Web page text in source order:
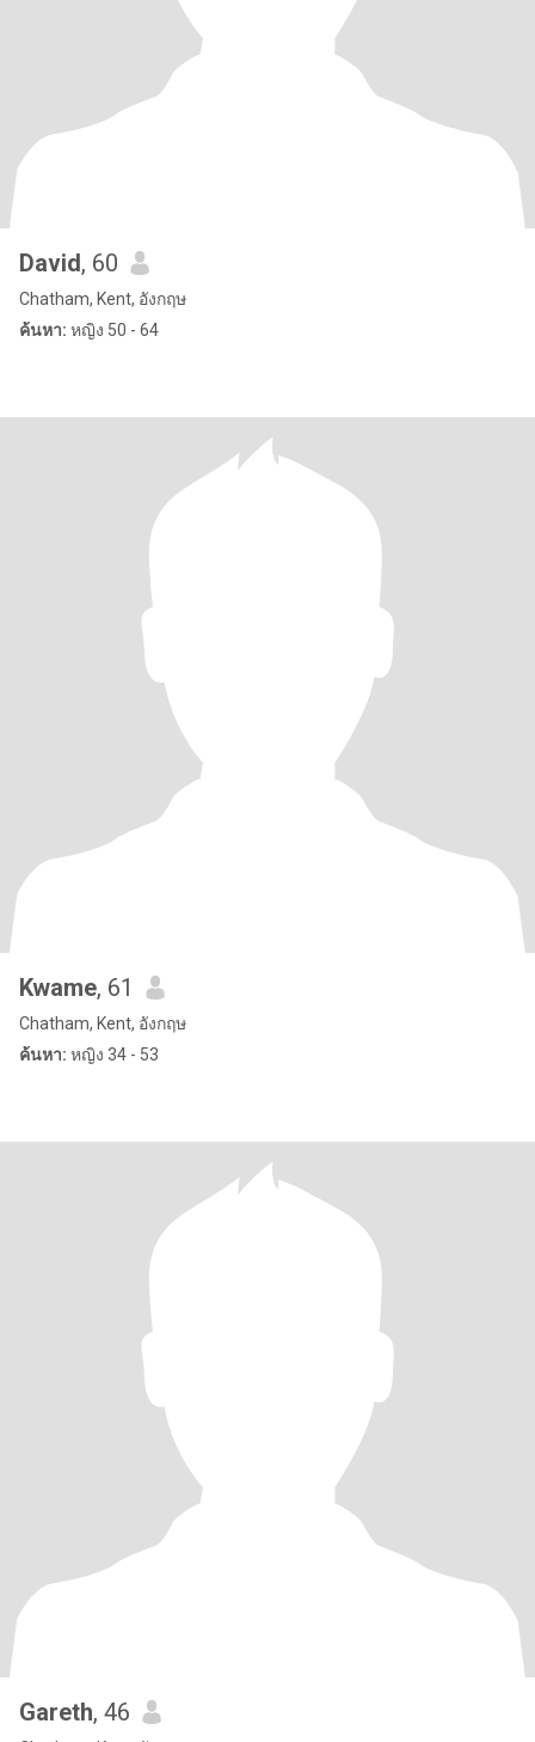
David, 60
Chatham, Kent, อังกฤษ
ค้นหา: หญิง 50 - 64
Kwame, 61
Chatham, Kent, อังกฤษ
ค้นหา: หญิง 34 - 53
Gareth, 46